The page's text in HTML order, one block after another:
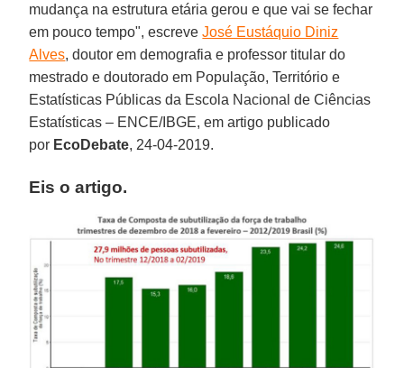
mudança na estrutura etária gerou e que vai se fechar
em pouco tempo", escreveJosé Eustáquio Diniz
Alves, doutor em demografia e professor titular do
mestrado e doutorado em População, Território e
Estatísticas Públicas da Escola Nacional de Ciências
Estatísticas – ENCE/IBGE, em artigo publicado
por EcoDebate, 24-04-2019.
Eis o artigo.